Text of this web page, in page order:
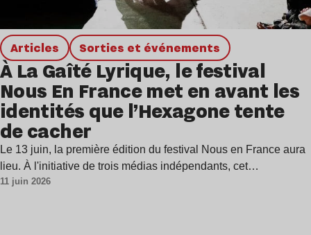
Articles Sorties et événements
À La Gaîté Lyrique, le festival
Nous En France met en avant les
identités que l’Hexagone tente
de cacher
Le 13 juin, la première édition du festival Nous en France aura
lieu. À l'initiative de trois médias indépendants, cet…
11 juin 2026